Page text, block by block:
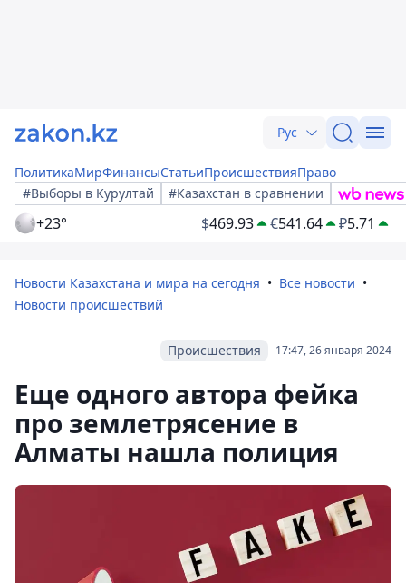
Рус
ПолитикаМирФинансыСтатьиПроисшествияПраво
#Выборы в Курултай
#Казахстан в сравнении
+23° $469.93 €541.64 ₽5.71
Новости Казахстана и мира на сегодня
Все новости
Новости происшествий
17:47, 26 января 2024
Происшествия
Еще одного автора фейка
про землетрясение в
Алматы нашла полиция